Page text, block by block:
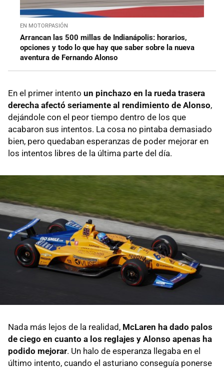
EN MOTORPASIÓN
Arrancan las 500 millas de Indianápolis: horarios,
opciones y todo lo que hay que saber sobre la nueva
aventura de Fernando Alonso
En el primer intento un pinchazo en la rueda trasera
derecha afectó seriamente al rendimiento de Alonso,
dejándole con el peor tiempo dentro de los que
acabaron sus intentos. La cosa no pintaba demasiado
bien, pero quedaban esperanzas de poder mejorar en
los intentos libres de la última parte del día.
Nada más lejos de la realidad, McLaren ha dado palos
de ciego en cuanto a los reglajes y Alonso apenas ha
podido mejorar. Un halo de esperanza llegaba en el
último intento, cuando el asturiano conseguía ponerse